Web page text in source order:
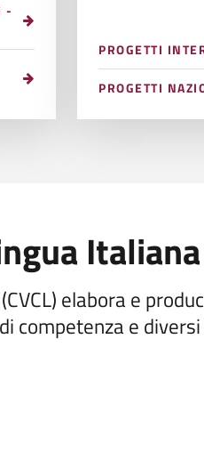
-
PROGETTI
PROGETTI
Italiana
elabora e
competenza e